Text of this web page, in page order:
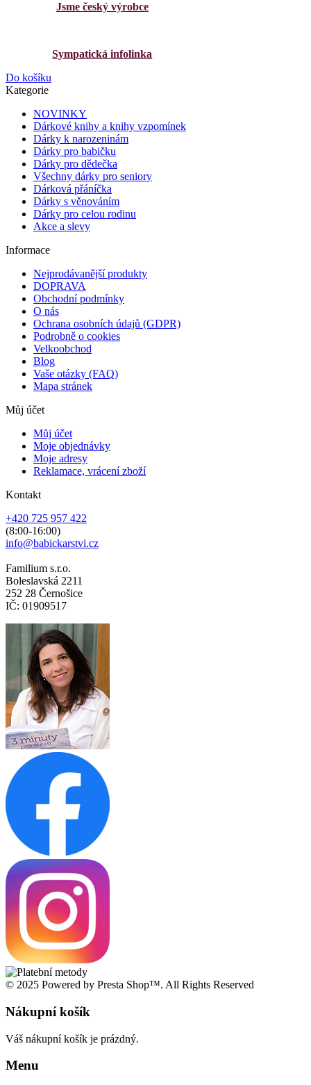
Jsme český výrobce
Sympatická infolinka
Do košíku
Kategorie
NOVINKY
Dárkové knihy a knihy vzpomínek
Dárky k narozeninám
Dárky pro babičku
Dárky pro dědečka
Všechny dárky pro seniory
Dárková přáníčka
Dárky s věnováním
Dárky pro celou rodinu
Akce a slevy
Informace
Nejprodávanější produkty
DOPRAVA
Obchodní podmínky
O nás
Ochrana osobních údajů (GDPR)
Podrobně o cookies
Velkoobchod
Blog
Vaše otázky (FAQ)
Mapa stránek
Můj účet
Můj účet
Moje objednávky
Moje adresy
Reklamace, vrácení zboží
Kontakt
+420 725 957 422
(8:00-16:00)
info@babickarstvi.cz
Familium s.r.o.
Boleslavská 2211
252 28 Černošice
IČ: 01909517
© 2025 Powered by Presta Shop™. All Rights Reserved
Nákupní košík
Váš nákupní košík je prázdný.
Menu